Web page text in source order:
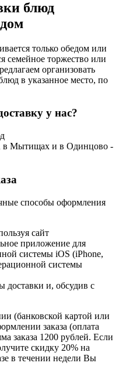
блюд
только обедом или
семейное торжество или
организовать
в указанное место, по
у нас?
в Мытищах и в Одинцово -
способы оформления
сайт
приложение для
системы iOS (iPhone,
системы
доставки и, обсудив с
(банковской картой или
заказа (оплата
заказа 1200 рублей. Если
скидку 20% на
в течении недели Вы